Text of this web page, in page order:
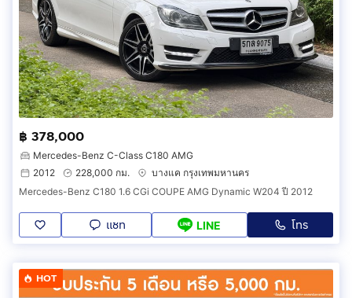
฿ 378,000
Mercedes-Benz C-Class C180 AMG
2012
228,000 กม.
บางแค กรุงเทพมหานคร
Mercedes-Benz C180 1.6 CGi COUPE AMG Dynamic W204 ปี 2012
แชท LINE โทร
HOT